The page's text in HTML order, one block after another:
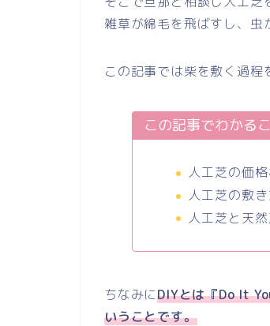
雑草が綿毛を飛ばすし、虫
この記事では柴を敷く過程
この記事でわかる
人工芝の価
人工芝の敷
人工芝と天
ちなみにDIYとは『Do It
いうことです。